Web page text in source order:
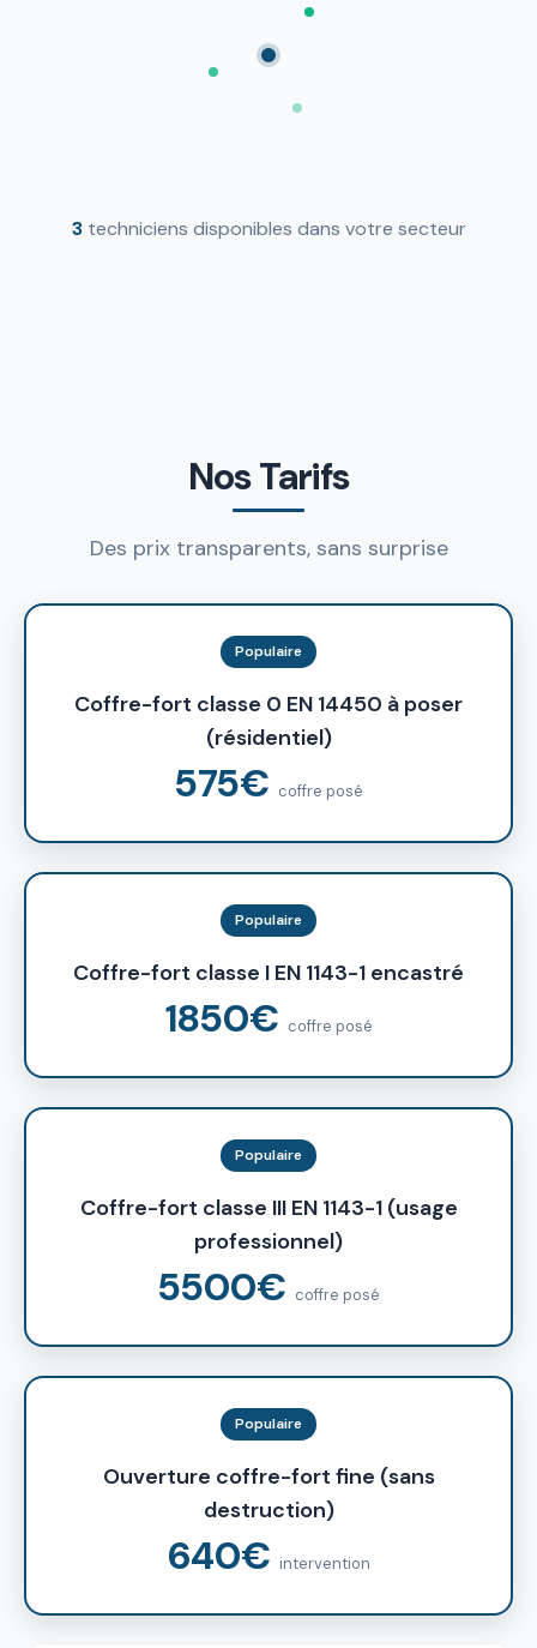
3techniciens disponibles dans votre secteur
Nos Tarifs
Des prix transparents, sans surprise
Populaire
Coffre-fort classe 0 EN 14450 à poser
(résidentiel)
575€ coffre posé
Populaire
Coffre-fort classe I EN 1143-1 encastré
1850€ coffre posé
Populaire
Coffre-fort classe III EN 1143-1 (usage
professionnel)
5500€ coffre posé
Populaire
Ouverture coffre-fort fine (sans
destruction)
640€ intervention